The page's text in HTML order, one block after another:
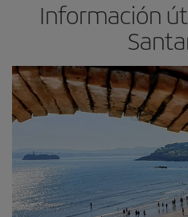
Información